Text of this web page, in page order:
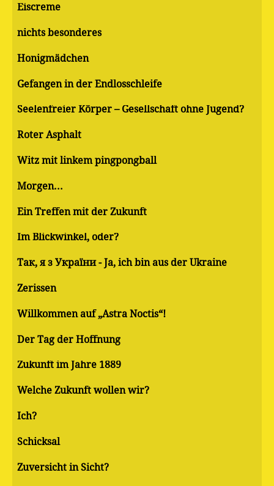
Eiscreme
nichts besonderes
Honigmädchen
Gefangen in der Endlosschleife
Seelenfreier Körper – Gesellschaft ohne Jugend?
Roter Asphalt
Witz mit linkem pingpongball
Morgen...
Ein Treffen mit der Zukunft
Im Blickwinkel, oder?
Так, я з України - Ja, ich bin aus der Ukraine
Zerissen
Willkommen auf „Astra Noctis“!
Der Tag der Hoffnung
Zukunft im Jahre 1889
Welche Zukunft wollen wir?
Ich?
Schicksal
Zuversicht in Sicht?